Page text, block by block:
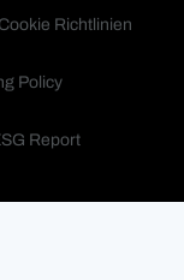
Cookie Richtlinien
Policy
Report